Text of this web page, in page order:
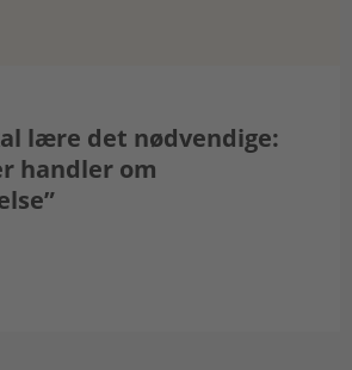
lære det nødvendige:
om